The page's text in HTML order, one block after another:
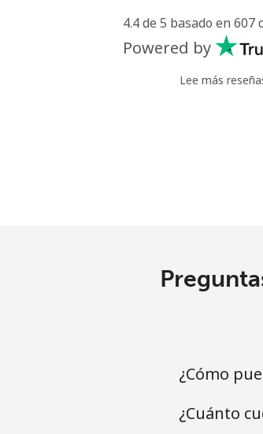
4.4 de 5 basado en 607
Powered by
Lee más
¿Cómo
¿Cuánto